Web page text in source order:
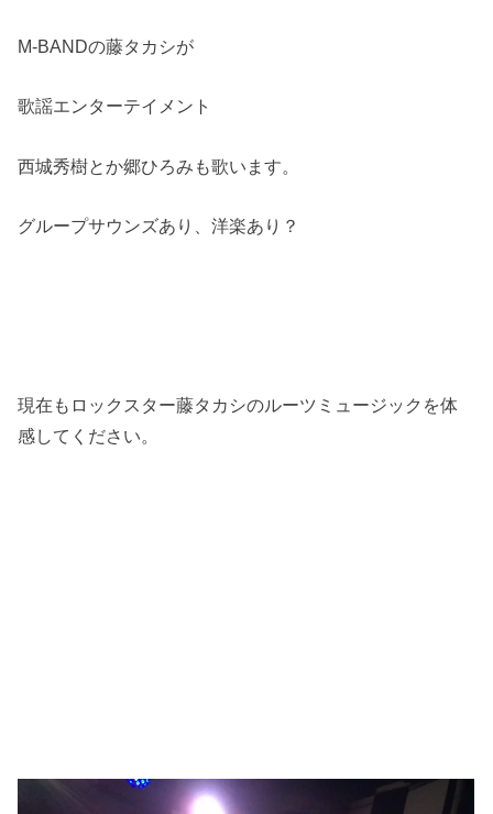
M-BANDの藤タカシが
歌謡エンターテイメント
西城秀樹とか郷ひろみも歌います。
グループサウンズあり、洋楽あり？
現在もロックスター藤タカシのルーツミュージックを体
感してください。